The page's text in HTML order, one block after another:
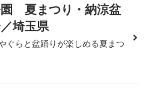
夏まつり・納涼盆
埼玉県
ぐらと盆踊りが楽しめる夏まつ